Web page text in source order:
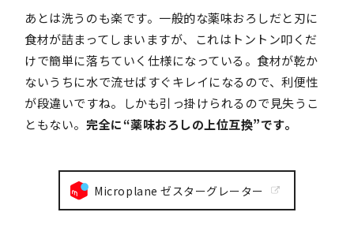
あとは洗うのも楽です。一般的な薬味おろしだと刃に
食材が詰まってしまいますが、これはトントン叩くだ
けで簡単に落ちていく仕様になっている。食材が乾か
ないうちに水で流せばすぐキレイになるので、利便性
が段違いですね。しかも引っ掛けられるので見失うこ
ともない。 完全に“薬味おろしの上位互換”です。
Microplane ゼスターグレーター